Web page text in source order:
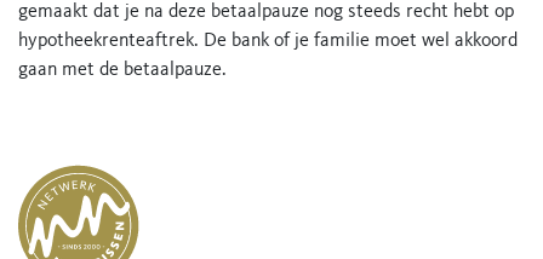
gemaakt dat je na deze betaalpauze nog steeds recht hebt op
hypotheekrenteaftrek. De bank of je familie moet wel akkoord
gaan met de betaalpauze.